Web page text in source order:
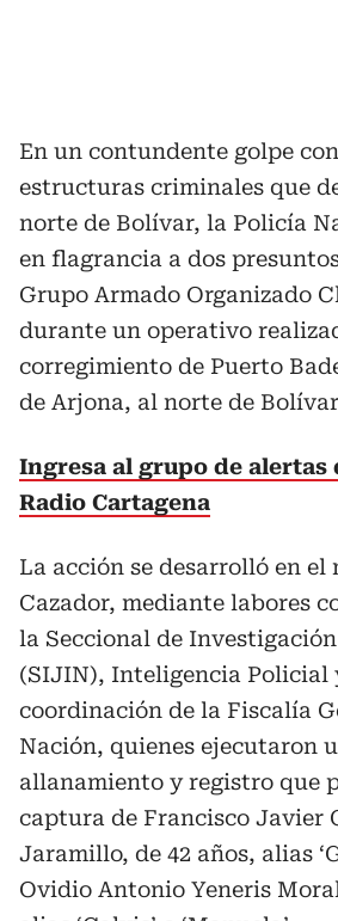
En un contundente golpe
estructuras criminales que
norte de Bolívar, la Policía
en flagrancia a dos
Grupo Armado Organizado
durante un operativo
corregimiento de Puerto
de Arjona, al norte de
Ingresa al grupo de alertas
Radio Cartagena
La acción se desarrolló en el
Cazador, mediante labores
la Seccional de
(SIJIN), Inteligencia Policial
coordinación de la Fiscalía
Nación, quienes ejecutaron
allanamiento y registro que
captura de Francisco Javier
Jaramillo, de 42 años, alias
Ovidio Antonio Yeneris